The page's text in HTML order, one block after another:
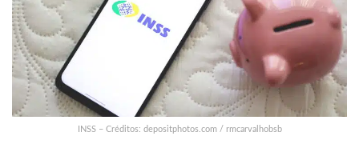
INSS – Créditos: depositphotos.com / rmcarvalhobsb